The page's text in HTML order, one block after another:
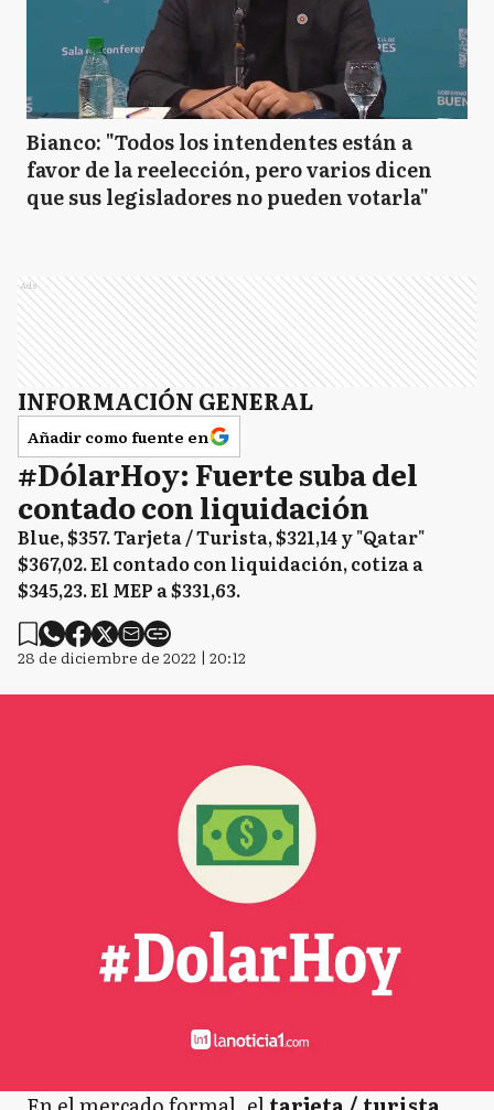
Bianco: "Todos los intendentes están a
favor de la reelección, pero varios dicen
que sus legisladores no pueden votarla"
Ads
INFORMACIÓN GENERAL
Añadir como fuente en
#DólarHoy: Fuerte suba del
contado con liquidación
Blue, $357. Tarjeta / Turista, $321,14 y "Qatar"
$367,02. El contado con liquidación, cotiza a
$345,23. El MEP a $331,63.
28 de diciembre de 2022 | 20:12